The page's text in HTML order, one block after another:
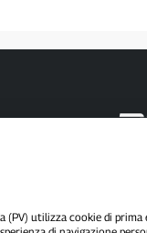
P300.it è una
Registrazione numero
Responsabile:
(PV) utilizza cookie di prima